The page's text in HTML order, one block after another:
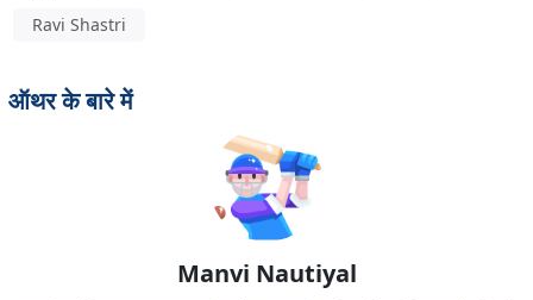
Ravi Shastri
ऑथर के बारे में
Manvi Nautiyal